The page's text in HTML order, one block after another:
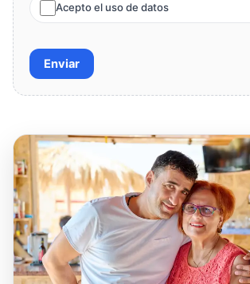
Acepto el uso de datos
Enviar